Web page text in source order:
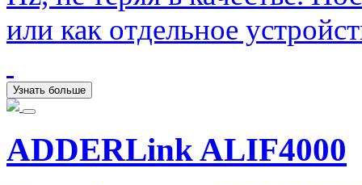
или как отдельное
Узнать больше
ADDERLink ALIF4000